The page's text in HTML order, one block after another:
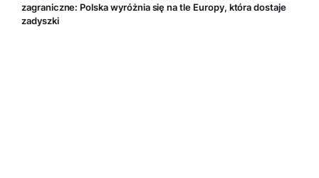
zagraniczne: Polska wyróżnia się na tle Europy, która dostaje
zadyszki